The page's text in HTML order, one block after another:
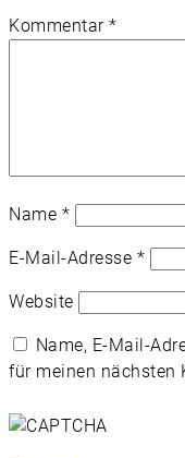
Kommentar *
Name *
E-Mail-Adresse *
Website
Name, E-Mail-
für meinen nächsten